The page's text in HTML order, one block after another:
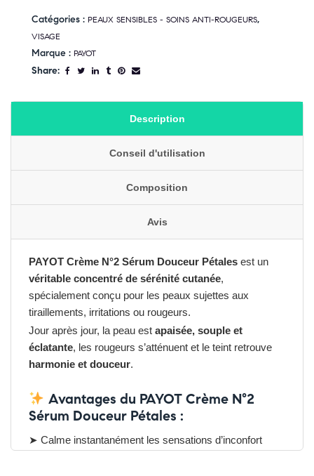
Catégories : PEAUX SENSIBLES - SOINS ANTI-ROUGEURS,
VISAGE
Marque : PAYOT
Share:
Description
Conseil d'utilisation
Composition
Avis
PAYOT Crème N°2 Sérum Douceur Pétales est un
véritable concentré de sérénité cutanée,
spécialement conçu pour les peaux sujettes aux
tiraillements, irritations ou rougeurs.
Jour après jour, la peau est apaisée, souple et
éclatante, les rougeurs s’atténuent et le teint retrouve
harmonie et douceur.
Avantages du PAYOT Crème N°2
Sérum Douceur Pétales :
➤ Calme instantanément les sensations d’inconfort